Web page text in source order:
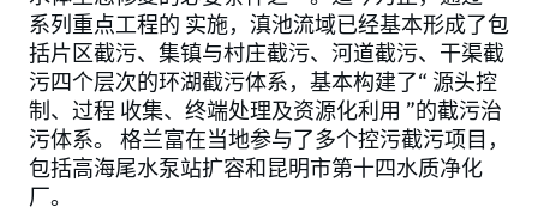
系列重点工程的 实施，滇池流域已经基本形成了包
括片区截污、集镇与村庄截污、河道截污、干渠截
污四个层次的环湖截污体系，基本构建了“ 源头控
制、过程 收集、终端处理及资源化利用 ”的截污治
污体系。 格兰富在当地参与了多个控污截污项目，
包括高海尾水泵站扩容和昆明市第十四水质净化
厂。